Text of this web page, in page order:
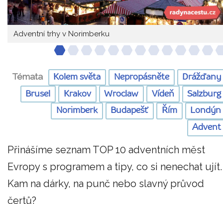
Adventní trhy v Norimberku
Témata Kolem světa Nepropásněte
Drážďany
Brusel
Krakov Wroclaw Vídeň
Salzburg
Norimberk
Budapešť Řím
Londýn
Advent
Přinášíme seznam TOP 10 adventních měst
Evropy s programem a tipy, co si nenechat ujít.
Kam na dárky, na punč nebo slavný průvod
čertů?